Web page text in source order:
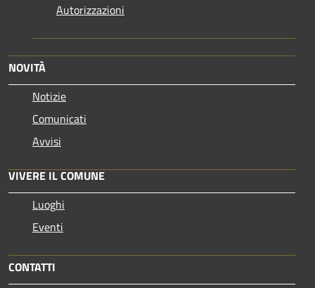
Autorizzazioni
NOVITÀ
Notizie
Comunicati
Avvisi
VIVERE IL COMUNE
Luoghi
Eventi
CONTATTI